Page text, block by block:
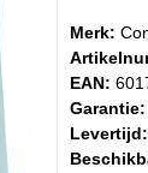
Merk:
EAN:
Garantie:
Levertijd: